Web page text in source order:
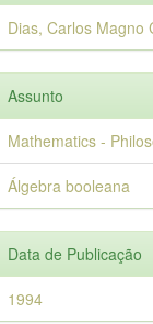
Dias, Carlos Magno
Assunto
Mathematics -
Álgebra booleana
Data de Publicação
1994